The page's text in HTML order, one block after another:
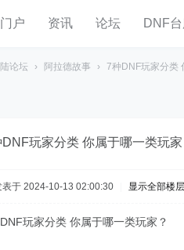
门户 资讯 论坛 DNF
论坛 › 阿拉德故事 › 7种DNF玩家分类
玩家分类 你属于哪一类玩家
表于 2024-10-13 02:00:30 显示全部楼层
玩家分类 你属于哪一类玩家？